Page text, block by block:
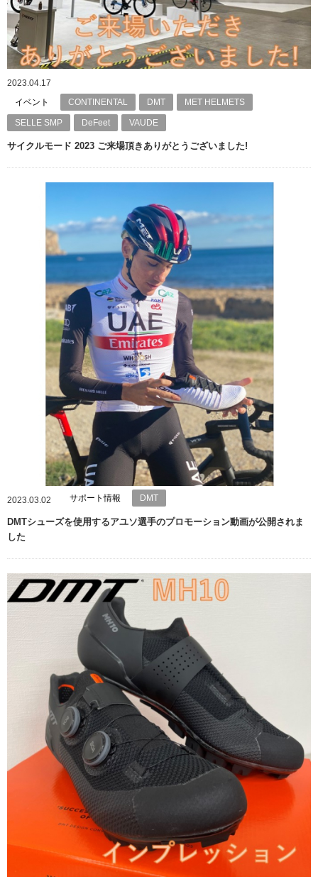
2023.04.17
イベント
CONTINENTAL DMT MET HELMETS
SELLE SMP DeFeet VAUDE
サイクルモード 2023 ご来場頂きありがとうございました!
2023.03.02 サポート情報 DMT
DMTシューズを使用するアユソ選手のプロモーション動画が公開されま
した